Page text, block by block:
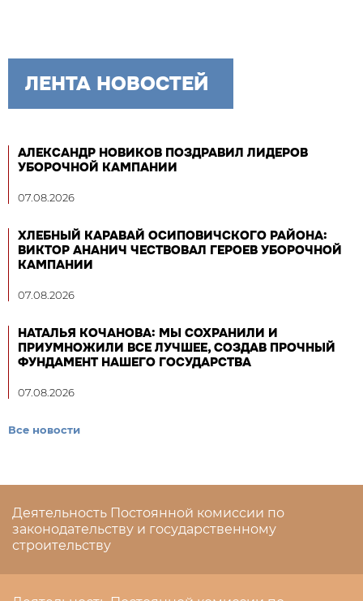
ЛЕНТА НОВОСТЕЙ
АЛЕКСАНДР НОВИКОВ ПОЗДРАВИЛ ЛИДЕРОВ
УБОРОЧНОЙ КАМПАНИИ
07.08.2026
ХЛЕБНЫЙ КАРАВАЙ ОСИПОВИЧСКОГО РАЙОНА:
ВИКТОР АНАНИЧ ЧЕСТВОВАЛ ГЕРОЕВ УБОРОЧНОЙ
КАМПАНИИ
07.08.2026
НАТАЛЬЯ КОЧАНОВА: МЫ СОХРАНИЛИ И
ПРИУМНОЖИЛИ ВСЕ ЛУЧШЕЕ, СОЗДАВ ПРОЧНЫЙ
ФУНДАМЕНТ НАШЕГО ГОСУДАРСТВА
07.08.2026
Все новости
Деятельность Постоянной комиссии по
законодательству и государственному
строительству